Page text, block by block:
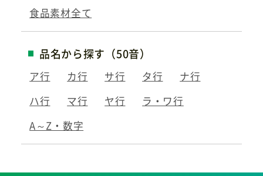
食品素材全て
品名から探す（50音）
ア行 カ行 サ行 タ行
ナ行
ハ行
マ行 ヤ行
ラ・ワ行
A～Z・数字